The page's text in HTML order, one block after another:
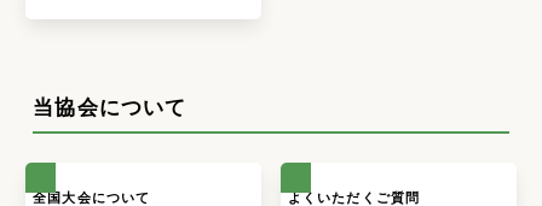
当協会について
全国大会について よくいただくご質問